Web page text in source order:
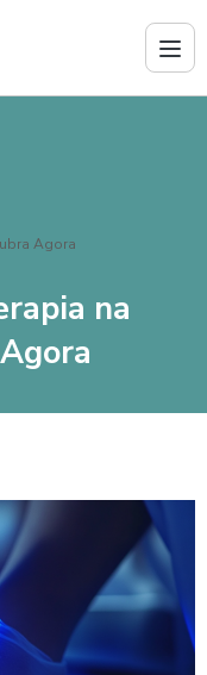
Agora
na